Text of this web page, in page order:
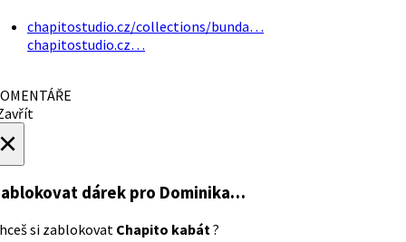
chapitostudio.cz/collections/bunda…
chapitostudio.cz…
dárek pro Dominika…
si zablokovat Chapito kabát ?